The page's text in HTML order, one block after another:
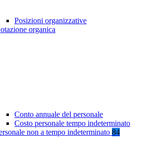
Posizioni organizzative
organica
Conto annuale del personale
Costo personale tempo indeterminato
non a tempo indeterminato 84